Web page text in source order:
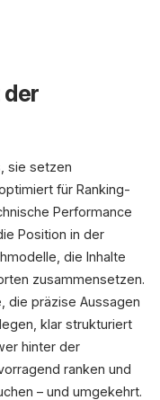
der
sie setzen
für Ranking-
Performance
Position in der
die Inhalte
zusammensetzen.
die präzise Aussagen
klar strukturiert
hinter der
ranken und
– und umgekehrt.